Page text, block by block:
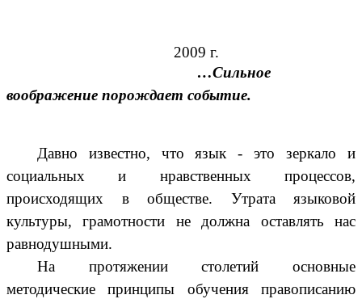
2009 г.
…Сильное
воображение порождает событие.
Давно известно, что язык - это зеркало и
социальных и нравственных процессов,
происходящих в обществе. Утрата языковой
культуры, грамотности не должна оставлять нас
равнодушными.
На протяжении столетий основные
методические принципы обучения правописанию